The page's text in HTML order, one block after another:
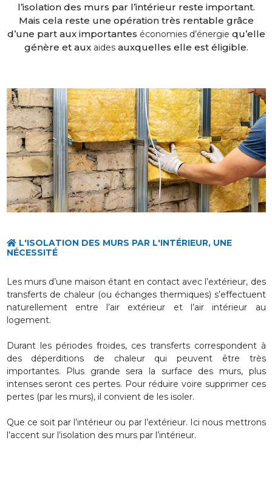
l’isolation des murs par l’intérieur reste important.
Mais cela reste une opération très rentable grâce
d’une part aux importantes économies d’énergie qu’elle
génère et aux aidesauxquelles elle est éligible.
L'ISOLATION DES MURS PAR L'INTÉRIEUR, UNE
NÉCESSITÉ
Les murs d’une maison étant en contact avec l’extérieur, des
transferts de chaleur(ou échanges thermiques) s’effectuent
naturellement entre l’air extérieur et l’air intérieur au
logement.
Durant les périodes froides, ces transferts correspondent à
des déperditions de chaleurqui peuvent être très
importantes. Plus grande sera la surface des murs, plus
intenses seront ces pertes. Pour réduire voire supprimer ces
pertes (par les murs), il convient de les isoler.
Que ce soit par l’intérieur ou par l’extérieur. Ici nous mettrons
l’accent sur l’isolation des murs par l’intérieur.